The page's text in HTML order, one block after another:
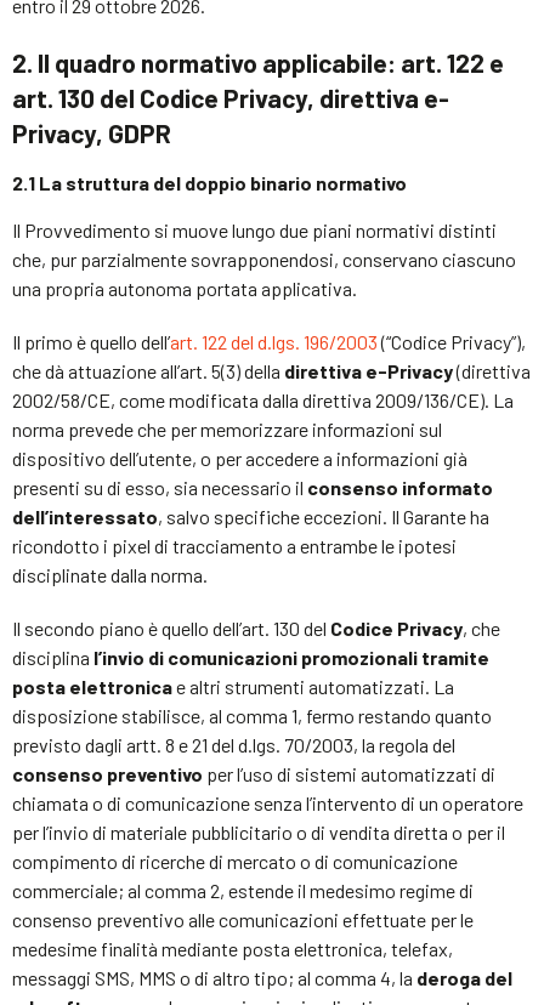
entro il 29 ottobre 2026.
2. Il quadro normativo applicabile: art. 122 e
art. 130 del Codice Privacy, direttiva e-
Privacy, GDPR
2.1 La struttura del doppio binario normativo
Il Provvedimento si muove lungo due piani normativi distinti
che, pur parzialmente sovrapponendosi, conservano ciascuno
una propria autonoma portata applicativa.
Il primo è quello dell’art. 122 del d.lgs. 196/2003(“Codice Privacy”),
che dà attuazione all’art. 5(3) della direttiva e-Privacy(direttiva
2002/58/CE, come modificata dalla direttiva 2009/136/CE). La
norma prevede che per memorizzare informazioni sul
dispositivo dell’utente, o per accedere a informazioni già
presenti su di esso, sia necessario il consenso informato
dell’interessato, salvo specifiche eccezioni. Il Garante ha
ricondotto i pixel di tracciamento a entrambe le ipotesi
disciplinate dalla norma.
Il secondo piano è quello dell’art. 130 del Codice Privacy, che
disciplina l’invio di comunicazioni promozionali tramite
posta elettronicae altri strumenti automatizzati. La
disposizione stabilisce, al comma 1, fermo restando quanto
previsto dagli artt. 8 e 21 del d.lgs. 70/2003, la regola del
consenso preventivo per l’uso di sistemi automatizzati di
chiamata o di comunicazione senza l’intervento di un operatore
per l’invio di materiale pubblicitario o di vendita diretta o per il
compimento di ricerche di mercato o di comunicazione
commerciale; al comma 2, estende il medesimo regime di
consenso preventivo alle comunicazioni effettuate per le
medesime finalità mediante posta elettronica, telefax,
messaggi SMS, MMS o di altro tipo; al comma 4, la deroga del